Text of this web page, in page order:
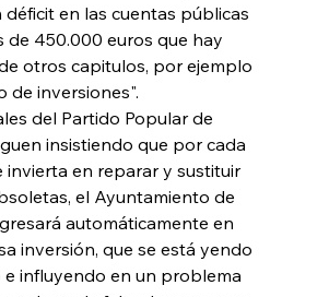
en las cuentas públicas
de 450.000 euros que hay
otros capitulos, por ejemplo
de inversiones".
del Partido Popular de
insistiendo que por cada
invierta en reparar y sustituir
el Ayuntamiento de
automáticamente en
inversión, que se está yendo
e influyendo en un problema